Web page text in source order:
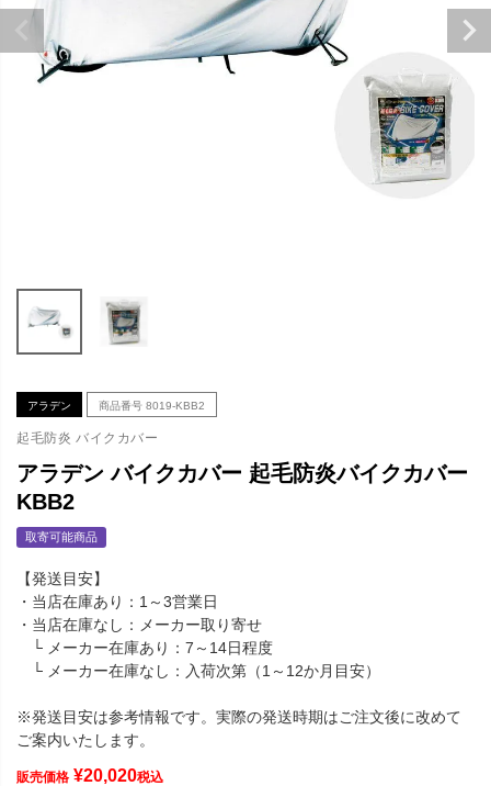
アラデン 商品番号 8019-KBB2
起毛防炎 バイクカバー
アラデン バイクカバー 起毛防炎バイクカバー
KBB2
取寄可能商品
【発送目安】
・当店在庫あり：1～3営業日
・当店在庫なし：メーカー取り寄せ
└ メーカー在庫あり：7～14日程度
└ メーカー在庫なし：入荷次第（1～12か月目安）
※発送目安は参考情報です。実際の発送時期はご注文後に改めて
ご案内いたします。
販売価格 ¥20,020税込